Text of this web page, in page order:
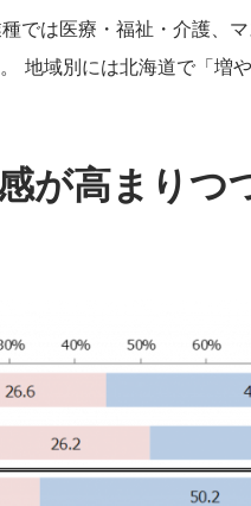
では医療・福祉・介護、
地域別には北海道で「増
が高まりつ